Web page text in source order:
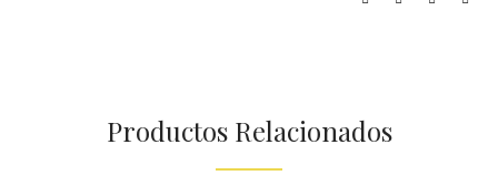
Productos Relacionados